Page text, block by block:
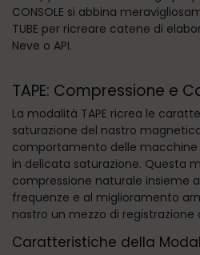
CONSOLE si abbina
TUBE per ricreare catene di
Neve o API.
TAPE: Compressione e
La modalità TAPE ricrea le
saturazione del nastro
comportamento delle macchine
in delicata saturazione. Questa
compressione naturale insieme
frequenze e al miglioramento
nastro un mezzo di registrazione
Caratteristiche della